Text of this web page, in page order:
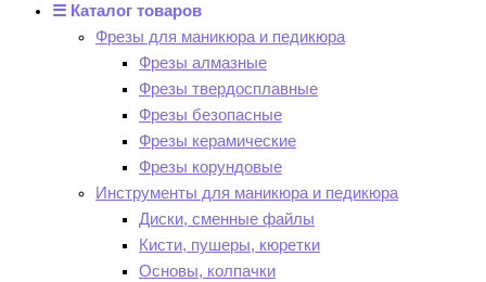
☰ Каталог товаров
Фрезы для маникюра и педикюра
Фрезы алмазные
Фрезы твердосплавные
Фрезы безопасные
Фрезы керамические
Фрезы корундовые
Инструменты для маникюра и педикюра
Диски, сменные файлы
Кисти, пушеры, кюретки
Основы, колпачки